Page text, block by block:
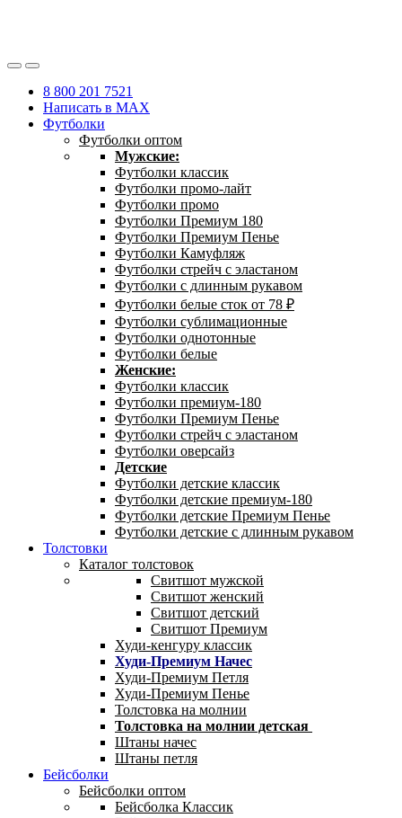
8 800 201 7521
Написать в MAX
Футболки
Футболки оптом
Мужские:
Футболки классик
Футболки промо-лайт
Футболки промо
Футболки Премиум 180
Футболки Премиум Пенье
Футболки Камуфляж
Футболки стрейч с эластаном
Футболки с длинным рукавом
Футболки белые сток от 78 ₽
Футболки сублимационные
Футболки однотонные
Футболки белые
Женские:
Футболки классик
Футболки премиум-180
Футболки Премиум Пенье
Футболки стрейч с эластаном
Футболки оверсайз
Детские
Футболки детские классик
Футболки детские премиум-180
Футболки детские Премиум Пенье
Футболки детские с длинным рукавом
Толстовки
Каталог толстовок
Свитшот мужской
Свитшот женский
Свитшот детский
Свитшот Премиум
Худи-кенгуру классик
Худи-Премиум Начес
Худи-Премиум Петля
Худи-Премиум Пенье
Толстовка на молнии
Толстовка на молнии детская
Штаны начес
Штаны петля
Бейсболки
Бейсболки оптом
Бейсболка Классик